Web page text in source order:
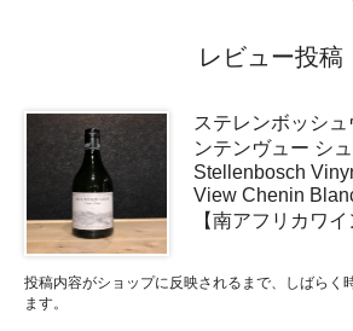
レビュー投稿
ステレンボッシ
ンテンヴュー シ
Stellenbosch
View Chenin
【南アフリカワ
投稿内容がショップに反映されるまで、しばらく
ます。